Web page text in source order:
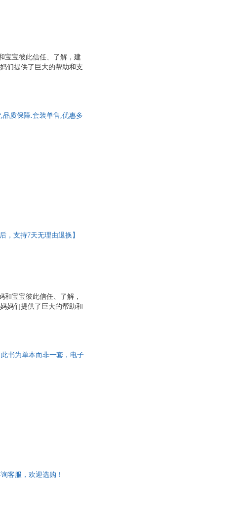
宝宝彼此信任、了解，建
们提供了巨大的帮助和支
，涵盖了分娩和哺乳期
阶段的哺乳注意事项 ★
质保障.套装单售,优惠多
，支持7天无理由退换】
宝宝彼此信任、了解，
妈们提供了巨大的帮助和
多万册，涵盖了分娩和
详解各阶段的哺乳注意
书为单本而非一套，电子
客服，欢迎选购！